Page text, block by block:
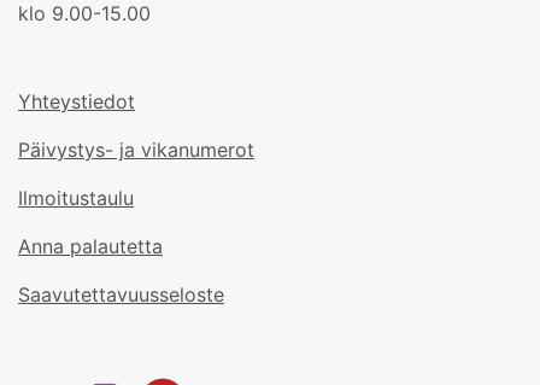
klo 9.00-15.00
Yhteystiedot
Päivystys- ja vikanumerot
Ilmoitustaulu
Anna palautetta
Saavutettavuusseloste